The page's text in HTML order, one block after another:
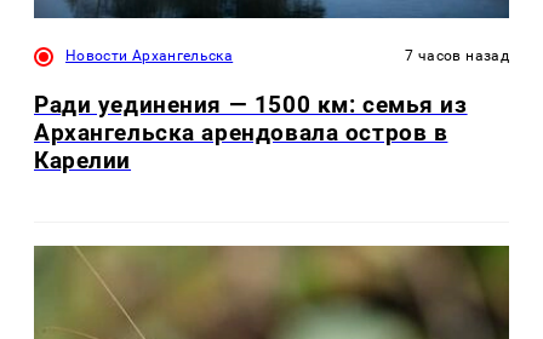
Новости Архангельска 7 часов назад
Ради уединения — 1500 км: семья из
Архангельска арендовала остров в
Карелии